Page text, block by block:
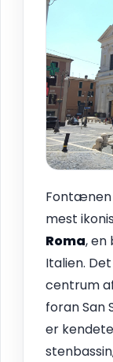
Fontænen
mest
Roma, en
Italien.
centrum
foran San
er